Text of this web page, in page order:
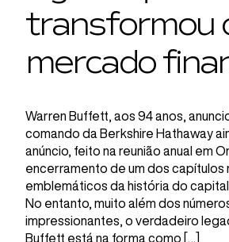
transformou
mercado
Warren Buffett, aos 94 anos,
comando da Berkshire Hathaway
anúncio, feito na reunião anual em
encerramento de um dos capítulos
emblemáticos da história do
No entanto, muito além dos
impressionantes, o verdadeiro
Buffett está na forma como […]